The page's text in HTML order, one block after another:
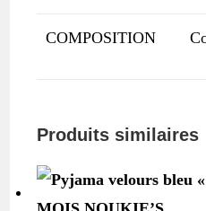
COMPOSITION
Produits similaires